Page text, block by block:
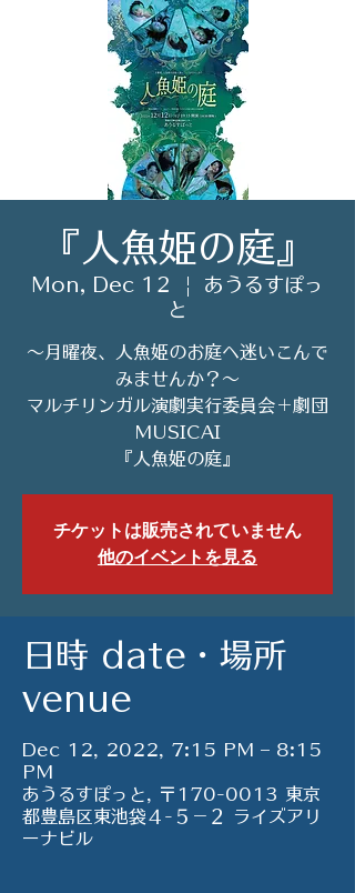
『人魚姫の庭』
Mon, Dec 12
  |
あうるすぽっ
と
～月曜夜、人魚姫のお庭へ迷いこんで
みませんか？～
マルチリンガル演劇実行委員会＋劇団
MUSICAI
『人魚姫の庭』
チケットは販売されていません
他のイベントを見る
日時 date・場所
venue
Dec 12, 2022, 7:15 PM – 8:15
PM
あうるすぽっと, 〒170-0013 東京
都豊島区東池袋４-５−２ ライズアリ
ーナビル